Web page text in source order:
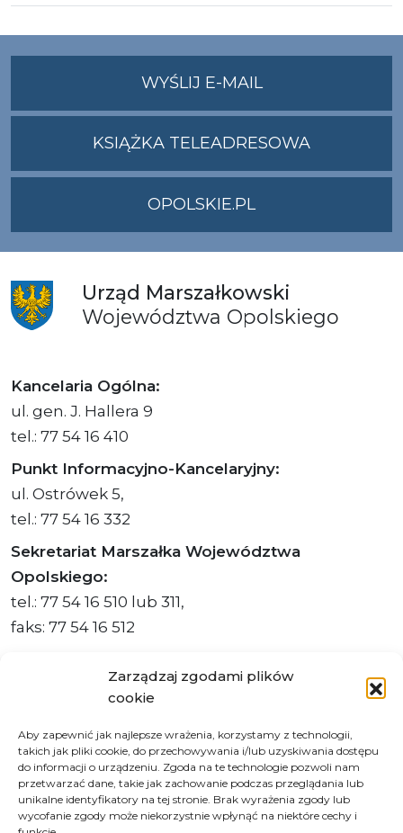
Zarządzaj zgodami plików
cookie
Aby zapewnić jak najlepsze wrażenia, korzystamy z technologii,
takich jak pliki cookie, do przechowywania i/lub uzyskiwania dostępu
do informacji o urządzeniu. Zgoda na te technologie pozwoli nam
przetwarzać dane, takie jak zachowanie podczas przeglądania lub
unikalne identyfikatory na tej stronie. Brak wyrażenia zgody lub
wycofanie zgody może niekorzystnie wpłynąć na niektóre cechy i
WYŚLIJ E-MAILNA
ADRES
KSIĄŻKA TELEADRESOWA
OPOLSKIE.PL
Urząd Marszałkowski
Województwa Opolskiego
Kancelaria Ogólna:
ul. gen. J. Hallera 9
tel.: 77 54 16 410
Punkt Informacyjno-Kancelaryjny:
ul. Ostrówek 5,
tel.: 77 54 16 332
Sekretariat Marszałka Województwa
Opolskiego:
tel.: 77 54 16 510 lub 311,
faks: 77 54 16 512
Adres do e-Doręczeń
Urzędu: AE:PL-66703-73759-IGTUV-14